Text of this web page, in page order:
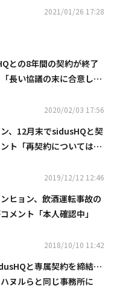
2021/01/26 17:28
との8年間の契約が終了
長い協議の末に合意し
2020/02/03 17:56
、12月末でsidusHQと契
ト「再契約については未
2019/12/12 12:46
ヒョン、飲酒運転事故の
メント「本人確認中」
2018/10/10 11:42
と専属契約を締結…
ヌルらと同じ事務所に